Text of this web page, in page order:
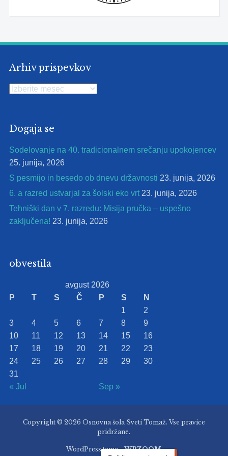
Arhiv prispevkov
Arhiv
Dogaja se
Sodelovanje na 40. tradicionalnem srečanju upokojencev
25. junija, 2026
S pesmijo in besedo ob dnevu državnosti 23. junija, 2026
6. a razred ustvarjal za šolski eko vrt 23. junija, 2026
Tehniški dan v 7. razredu: Misija pručka – uspešno
zaključena! 23. junija, 2026
obvestila
avgust 2026
P
T S Č P S
N
1
2
3
4 5 6 7 8
9
10
11 12 13 14 15
16
17
18 19 20 21 22
23
24
25 26 27 28 29
30
31
« Jul
Sep »
Copyright © 2026 Osnovna šola Sveti Tomaž. Vse pravice
pridržane.
WordPress tema -WPZOOM